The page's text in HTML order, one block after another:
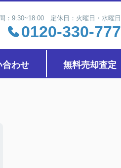
：9:30~18:00 定休日：火曜日・水曜日
0120-330-777
合わせ 無料売却査定